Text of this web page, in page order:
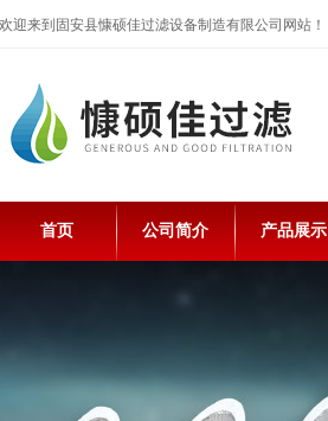
欢迎来到固安县慷硕佳过滤设备制造有限公司网站！
首页 公司简介 产品展示